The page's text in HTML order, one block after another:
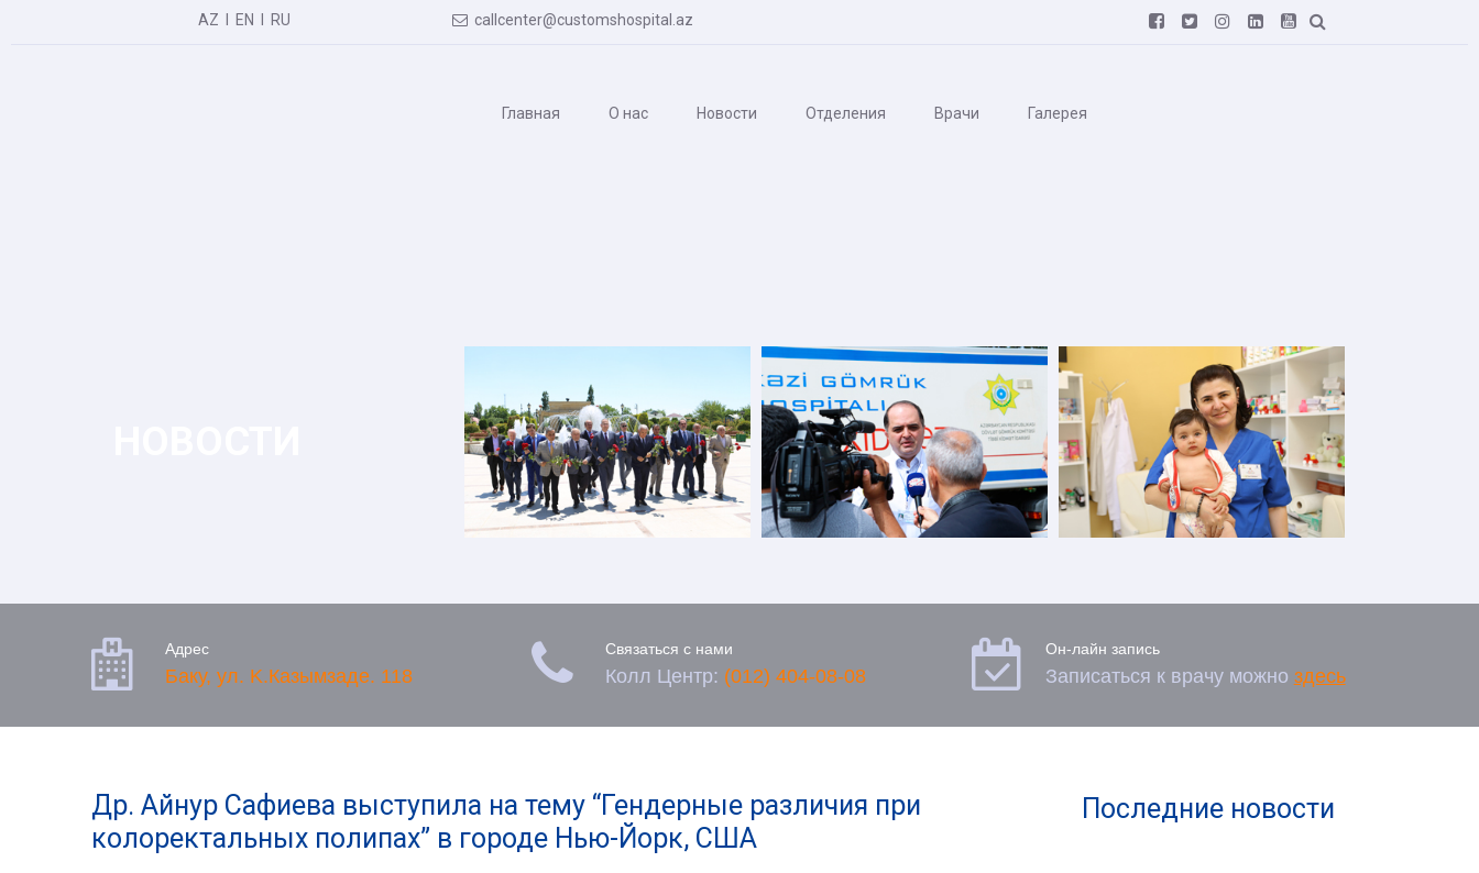
AZ EN RU  callcenter@customshospital.az      
Главная О нас Новости Отделения Врачи Галерея
 Адрес
Баку, ул. K.Казымзаде. 118  Связаться с нами
Колл Центр: (012) 404-08-08  Он-лайн запись
Записаться к врачу можно здесь
Др. Айнур Сафиева выступила на тему “Гендерные различия при
колоректальных полипах” в городе Нью-Йорк, США
Последние новости